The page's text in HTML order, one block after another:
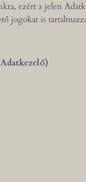
ezért a jelen
jogokat is